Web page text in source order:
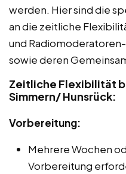
werden. Hier sind die
an die zeitliche
und
sowie deren
Zeitliche Flexibilität
Simmern/ Hunsrück:
Vorbereitung:
Mehrere Wochen
Vorbereitung